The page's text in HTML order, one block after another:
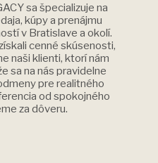
sa špecializuje na
kúpy a prenájmu
v Bratislave a okolí.
cenné skúsenosti,
naši klienti, ktorí nám
sa na nás pravidelne
pre realitného
od spokojného
za dôveru.